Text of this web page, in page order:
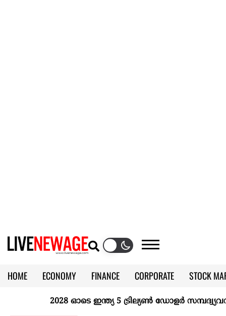
HOME ECONOMY FINANCE CORPORATE
STOCK
KERALA @70
2028 ഓടെ ഇന്ത്യ 5 ട്രില്യണ്‍ ഡോളര്‍